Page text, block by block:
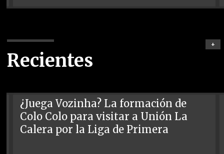
Recientes
+
¿Juega Vozinha? La formación de
Colo Colo para visitar a Unión La
Calera por la Liga de Primera